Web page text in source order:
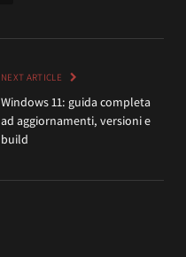
NEXT ARTICLE
Windows 11: guida completa
ad aggiornamenti, versioni e
build